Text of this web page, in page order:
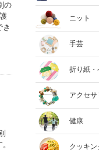
の
ニット
手芸
折り紙・
アクセサ
健康
クッキン